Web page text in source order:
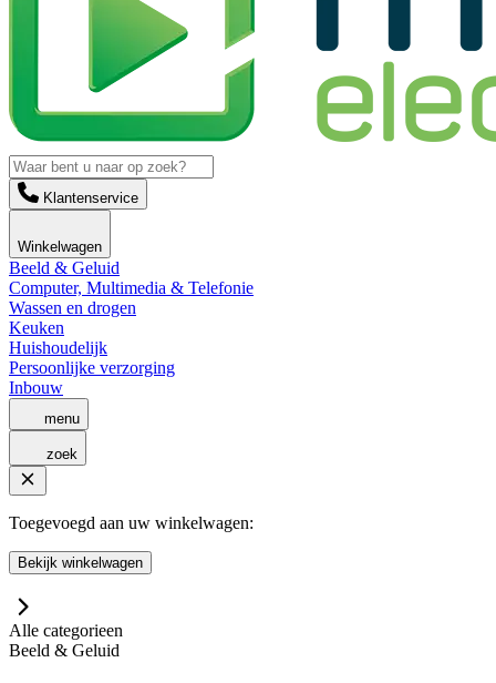
Klantenservice
Winkelwagen
Beeld & Geluid
Computer, Multimedia & Telefonie
Wassen en drogen
Keuken
Huishoudelijk
Persoonlijke verzorging
Inbouw
menu
zoek
Toegevoegd aan uw winkelwagen:
Bekijk winkelwagen
Alle categorieen
Beeld & Geluid